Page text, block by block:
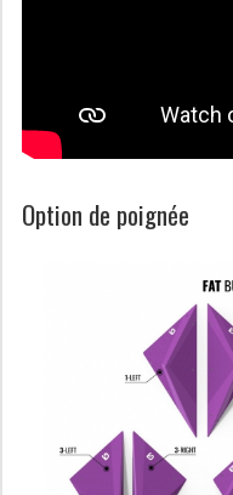
Option de poignée